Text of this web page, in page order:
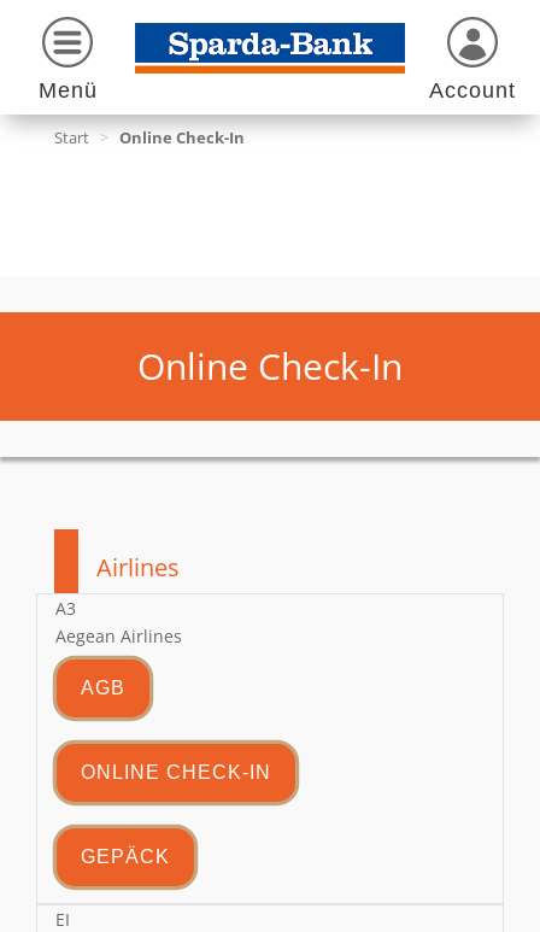
Menü Account
Start > Online Check-In
Online Check-In
Airlines
A3
Aegean Airlines
AGB
ONLINE CHECK-IN
GEPÄCK
EI